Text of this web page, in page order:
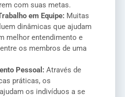
com suas metas.
em Equipe: Muitas
dinâmicas que ajudam
melhor entendimento e
os membros de uma
Pessoal: Através de
práticas, os
os indivíduos a se